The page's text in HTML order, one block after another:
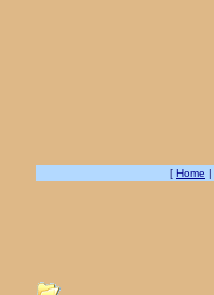
[ Home |